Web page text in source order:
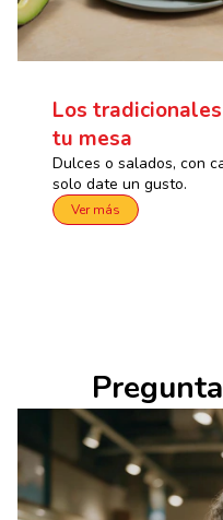
Los
tu mesa
Dulces o salados, con
solo date un gusto.
Ver más